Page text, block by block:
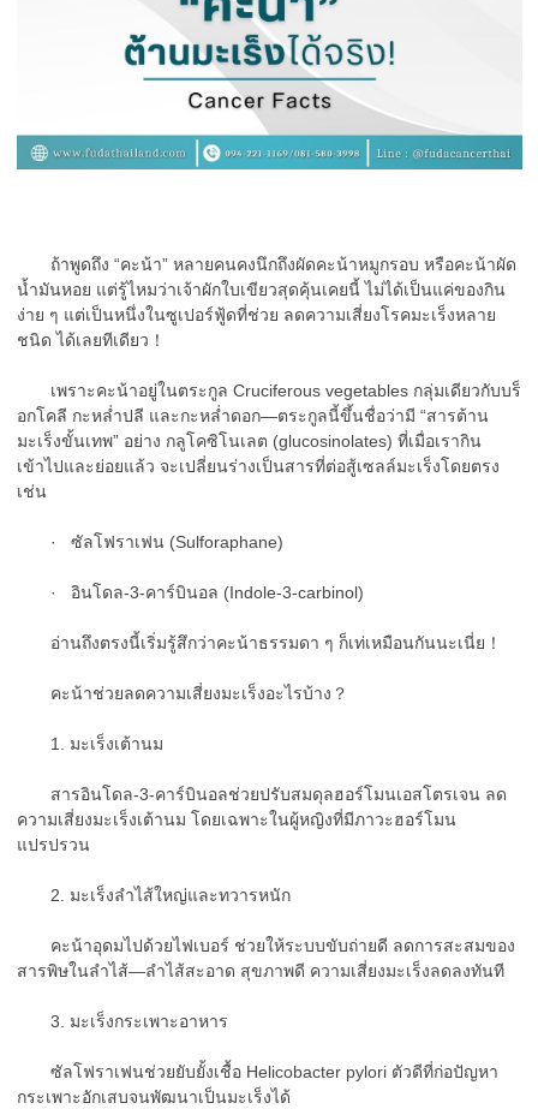
ถ้าพูดถึง “คะน้า” หลายคนคงนึกถึงผัดคะน้าหมูกรอบ หรือคะน้าผัด
น้ำมันหอย แต่รู้ไหมว่าเจ้าผักใบเขียวสุดคุ้นเคยนี้ ไม่ได้เป็นแค่ของกิน
ง่าย ๆ แต่เป็นหนึ่งในซูเปอร์ฟู้ดที่ช่วย ลดความเสี่ยงโรคมะเร็งหลาย
ชนิด ได้เลยทีเดียว！
เพราะคะน้าอยู่ในตระกูล Cruciferous vegetables กลุ่มเดียวกับบร็
อกโคลี กะหล่ำปลี และกะหล่ำดอก—ตระกูลนี้ขึ้นชื่อว่ามี “สารต้าน
มะเร็งขั้นเทพ” อย่าง กลูโคซิโนเลต (glucosinolates) ที่เมื่อเรากิน
เข้าไปและย่อยแล้ว จะเปลี่ยนร่างเป็นสารที่ต่อสู้เซลล์มะเร็งโดยตรง
เช่น
· ซัลโฟราเฟน (Sulforaphane)
· อินโดล-3-คาร์บินอล (Indole-3-carbinol)
อ่านถึงตรงนี้เริ่มรู้สึกว่าคะน้าธรรมดา ๆ ก็เท่เหมือนกันนะเนี่ย！
คะน้าช่วยลดความเสี่ยงมะเร็งอะไรบ้าง？
1. มะเร็งเต้านม
สารอินโดล-3-คาร์บินอลช่วยปรับสมดุลฮอร์โมนเอสโตรเจน ลด
ความเสี่ยงมะเร็งเต้านม โดยเฉพาะในผู้หญิงที่มีภาวะฮอร์โมน
แปรปรวน
2. มะเร็งลำไส้ใหญ่และทวารหนัก
คะน้าอุดมไปด้วยไฟเบอร์ ช่วยให้ระบบขับถ่ายดี ลดการสะสมของ
สารพิษในลำไส้—ลำไส้สะอาด สุขภาพดี ความเสี่ยงมะเร็งลดลงทันที
3. มะเร็งกระเพาะอาหาร
ซัลโฟราเฟนช่วยยับยั้งเชื้อ Helicobacter pylori ตัวดีที่ก่อปัญหา
กระเพาะอักเสบจนพัฒนาเป็นมะเร็งได้